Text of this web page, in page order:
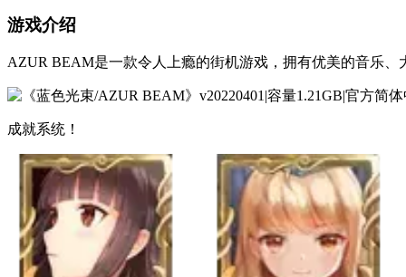
游戏介绍
AZUR BEAM是一款令人上瘾的街机游戏，拥有优美的音乐
成就系统！